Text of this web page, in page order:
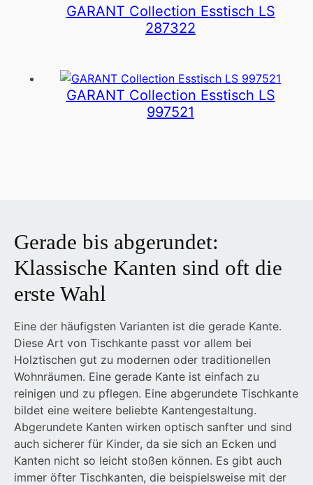
GARANT Collection Esstisch LS
287322
GARANT Collection Esstisch LS
997521
Gerade bis abgerundet:
Klassische Kanten sind oft die
erste Wahl
Eine der häufigsten Varianten ist die gerade Kante.
Diese Art von Tischkante passt vor allem bei
Holztischen gut zu modernen oder traditionellen
Wohnräumen. Eine gerade Kante ist einfach zu
reinigen und zu pflegen. Eine abgerundete Tischkante
bildet eine weitere beliebte Kantengestaltung.
Abgerundete Kanten wirken optisch sanfter und sind
auch sicherer für Kinder, da sie sich an Ecken und
Kanten nicht so leicht stoßen können. Es gibt auch
immer öfter Tischkanten, die beispielsweise mit der